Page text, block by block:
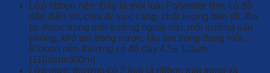
Lớp ribbon nền: Đây là một loại Polyester film, có độ
dẫn điện tốt, chịu đc sức căng, chất lượng bền tốt, tồn
tại được trong môi trường ngoài trời, môi trường văn
phòng, khó tan trong nước, lâu tan trong dung môi,…
Ribbon nền thường có độ dày 4.5± 1.0μm
(110mmx300m)
Lớp mực: thường có 2 loại là ribbon mặt trong và